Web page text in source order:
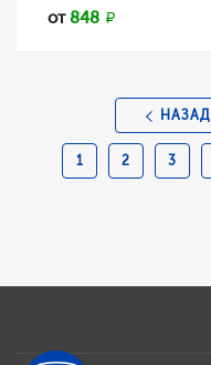
от848
НАЗАД
1 2 3